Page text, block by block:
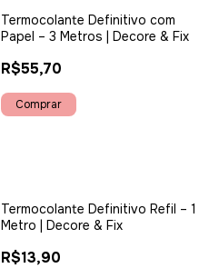
Termocolante Definitivo com
Papel – 3 Metros | Decore & Fix
R$55,70
Termocolante Definitivo Refil – 1
Metro | Decore & Fix
R$13,90